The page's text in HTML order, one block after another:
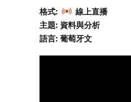
格式:
線上直播
主題: 資料與分析
語言: 葡萄牙文